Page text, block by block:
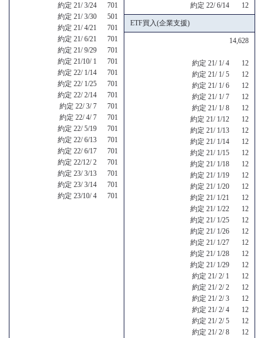
約定 21/ 3/24 701
約定 21/ 3/30 501
約定 21/ 4/21 701
約定 21/ 6/21 701
約定 21/ 9/29 701
約定 21/10/ 1 701
約定 22/ 1/14 701
約定 22/ 1/25 701
約定 22/ 2/14 701
約定 22/ 3/ 7 701
約定 22/ 4/ 7 701
約定 22/ 5/19 701
約定 22/ 6/13 701
約定 22/ 6/17 701
約定 22/12/ 2 701
約定 23/ 3/13 701
約定 23/ 3/14 701
約定 23/10/ 4 701
約定 22/ 6/14 12
ETF買入(企業支援)
14,628
約定 21/ 1/ 4 12
約定 21/ 1/ 5 12
約定 21/ 1/ 6 12
約定 21/ 1/ 7 12
約定 21/ 1/ 8 12
約定 21/ 1/12 12
約定 21/ 1/13 12
約定 21/ 1/14 12
約定 21/ 1/15 12
約定 21/ 1/18 12
約定 21/ 1/19 12
約定 21/ 1/20 12
約定 21/ 1/21 12
約定 21/ 1/22 12
約定 21/ 1/25 12
約定 21/ 1/26 12
約定 21/ 1/27 12
約定 21/ 1/28 12
約定 21/ 1/29 12
約定 21/ 2/ 1 12
約定 21/ 2/ 2 12
約定 21/ 2/ 3 12
約定 21/ 2/ 4 12
約定 21/ 2/ 5 12
約定 21/ 2/ 8 12